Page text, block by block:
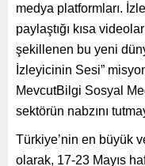
medya platformları.
paylaştığı kısa
şekillenen bu yeni
İzleyicinin Sesi”
MevcutBilgi Sosyal
sektörün nabzını
Türkiye’nin en büyük
olarak, 17-23 Mayıs